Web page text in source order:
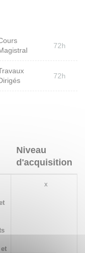
72h
72h
Niveau
d'acquisition
x